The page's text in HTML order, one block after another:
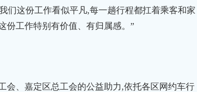
们这份工作看似平凡,每一趟行程都扛着乘客和家
份工作特别有价值、有归属感。”
、嘉定区总工会的公益助力,依托各区网约车行